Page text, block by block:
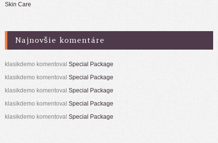
Skin Care
Najnovšie komentáre
klasikdemo komentoval Special Package
klasikdemo komentoval Special Package
klasikdemo komentoval Special Package
klasikdemo komentoval Special Package
klasikdemo komentoval Special Package